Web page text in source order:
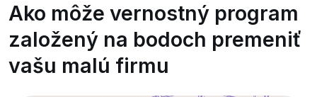
Ako môže vernostný program
založený na bodoch premeniť
vašu malú firmu